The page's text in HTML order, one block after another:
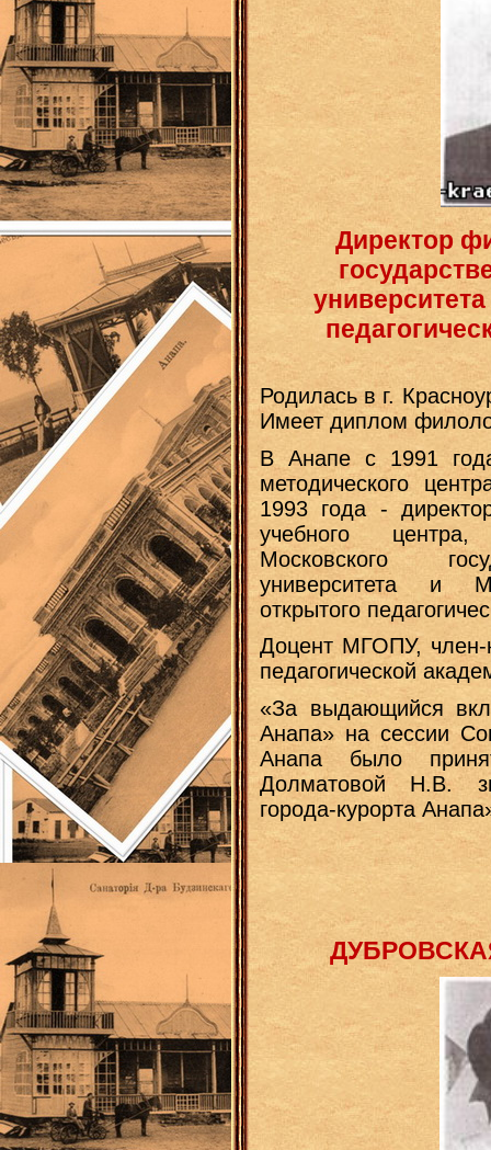
Директор
Родилась в г.
Имеет диплом
В Анапе с 1991
методического
1993 года -
учебного
Московского
университета и
открытого
Доцент МГОПУ, член-
педагогической
«За выдающийся
Анапа» на сессии
Анапа было
Долматовой Н.В.
города-курорта